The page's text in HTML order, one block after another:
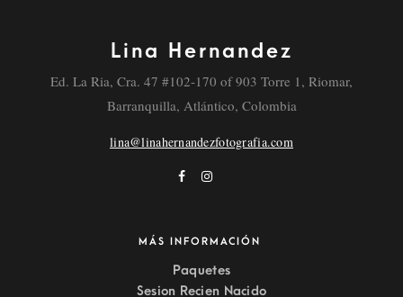
Lina Hernandez
Ed. La Ria, Cra. 47 #102-170 of 903 Torre 1, Riomar,
Barranquilla, Atlántico, Colombia
lina@linahernandezfotografia.com
MÁS INFORMACIÓN
Paquetes
Sesion Recien Nacido